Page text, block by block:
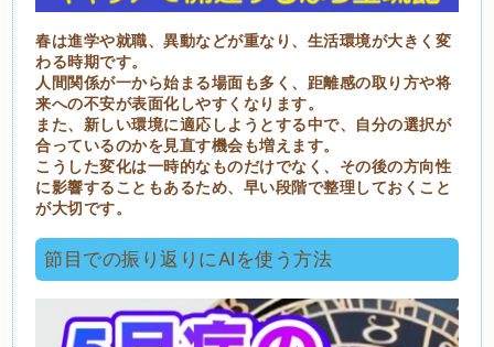
春は進学や就職、異動などが重なり、生活環境が大きく変
わる時期です。
人間関係が一から始まる場面も多く、距離感の取り方や将
来への不安が表面化しやすくなります。
また、新しい環境に適応しようとする中で、自分の選択が
合っているのかを見直す機会も増えます。
こうした変化は一時的なものだけでなく、その後の方向性
に影響することもあるため、早い段階で整理しておくこと
が大切です。
節目での振り返りにAIを使う方法